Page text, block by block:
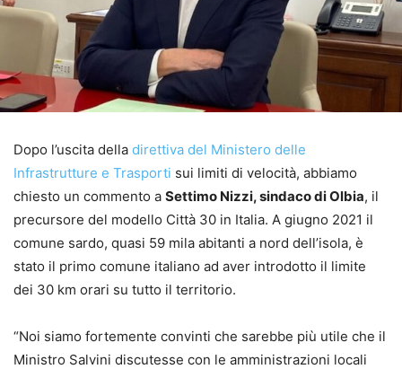
Dopo l’uscita della direttiva del Ministero delle
Infrastrutture e Trasporti sui limiti di velocità, abbiamo
chiesto un commento a Settimo Nizzi, sindaco di Olbia, il
precursore del modello Città 30 in Italia. A giugno 2021 il
comune sardo, quasi 59 mila abitanti a nord dell’isola, è
stato il primo comune italiano ad aver introdotto il limite
dei 30 km orari su tutto il territorio.
“Noi siamo fortemente convinti che sarebbe più utile che il
Ministro Salvini discutesse con le amministrazioni locali